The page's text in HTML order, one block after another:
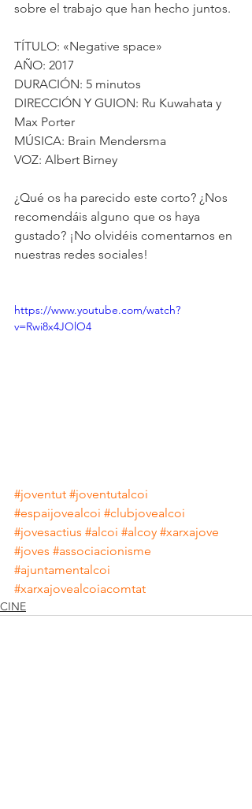
sobre el trabajo que han hecho juntos.
TÍTULO: «Negative space»
AÑO: 2017
DURACIÓN: 5 minutos
DIRECCIÓN Y GUION: Ru Kuwahata y
Max Porter
MÚSICA: Brain Mendersma
VOZ: Albert Birney
¿Qué os ha parecido este corto? ¿Nos
recomendáis alguno que os haya
gustado? ¡No olvidéis comentarnos en
nuestras redes sociales!
https://www.youtube.com/watch?
v=Rwi8x4JOlO4
#joventut #joventutalcoi
#espaijovealcoi #clubjovealcoi
#jovesactius #alcoi #alcoy #xarxajove
#joves #associacionisme
#ajuntamentalcoi
#xarxajovealcoiacomtat
CINE